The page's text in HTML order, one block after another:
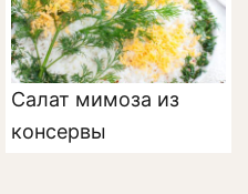
Салат мимоза из
консервы